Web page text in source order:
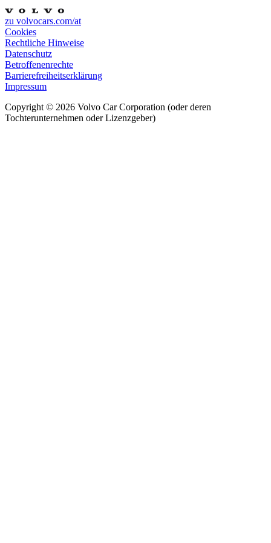
zu volvocars.com/at
Cookies
Rechtliche Hinweise
Datenschutz
Betroffenenrechte
Barrierefreiheitserklärung
Impressum
Copyright © 2026 Volvo Car Corporation (oder deren
Tochterunternehmen oder Lizenzgeber)